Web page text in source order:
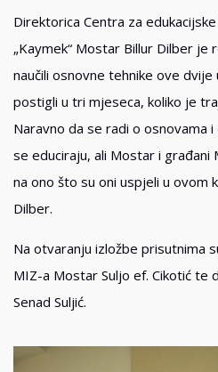
Direktorica Centra za
„Kaymek“ Mostar Billur Dilber je
naučili osnovne tehnike ove
postigli u tri mjeseca, koliko je
Naravno da se radi o osnovama
se educiraju, ali Mostar i
na ono što su oni uspjeli u ovom
Dilber.
Na otvaranju izložbe prisutnima
MIZ-a Mostar Suljo ef. Cikotić te
Senad Suljić.